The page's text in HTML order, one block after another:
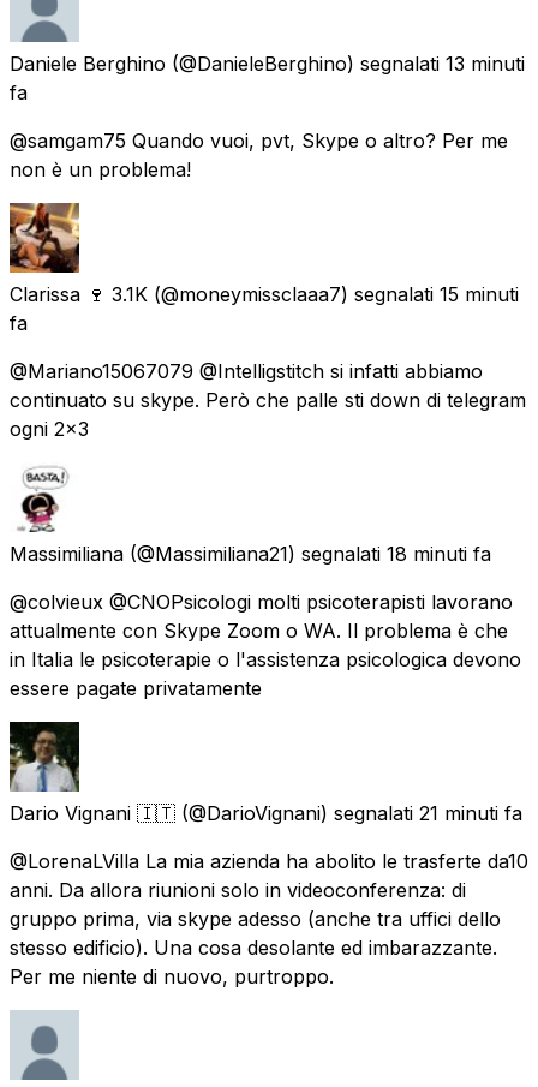
Daniele Berghino (@DanieleBerghino) segnalati 13 minuti
fa
@samgam75 Quando vuoi, pvt, Skype o altro? Per me
non è un problema!
Clarissa 🍷 3.1K (@moneymissclaaa7) segnalati 15 minuti
fa
@Mariano15067079 @Intelligstitch si infatti abbiamo
continuato su skype. Però che palle sti down di telegram
ogni 2x3
Massimiliana (@Massimiliana21) segnalati 18 minuti fa
@colvieux @CNOPsicologi molti psicoterapisti lavorano
attualmente con Skype Zoom o WA. Il problema è che
in Italia le psicoterapie o l'assistenza psicologica devono
essere pagate privatamente
Dario Vignani 🇮🇹 (@DarioVignani) segnalati 21 minuti fa
@LorenaLVilla La mia azienda ha abolito le trasferte da10
anni. Da allora riunioni solo in videoconferenza: di
gruppo prima, via skype adesso (anche tra uffici dello
stesso edificio). Una cosa desolante ed imbarazzante.
Per me niente di nuovo, purtroppo.